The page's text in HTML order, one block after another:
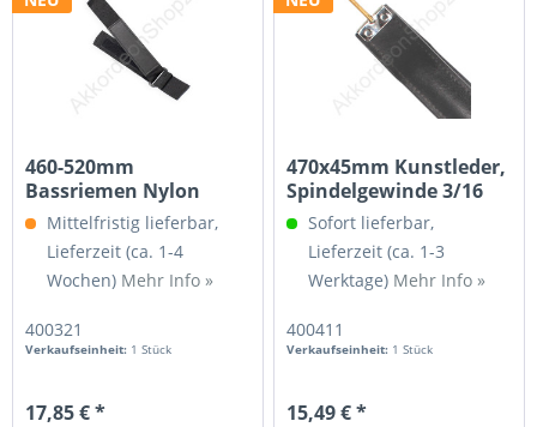
460-520mm
Bassriemen Nylon
Verstellbar
Mittelfristig lieferbar,
Lieferzeit (ca. 1-4
Wochen) Mehr Info »
400321
Verkaufseinheit: 1 Stück
17,85 € *
470x45mm Kunstleder,
Spindelgewinde 3/16
Sofort lieferbar,
Lieferzeit (ca. 1-3
Werktage) Mehr Info »
400411
Verkaufseinheit: 1 Stück
15,49 € *